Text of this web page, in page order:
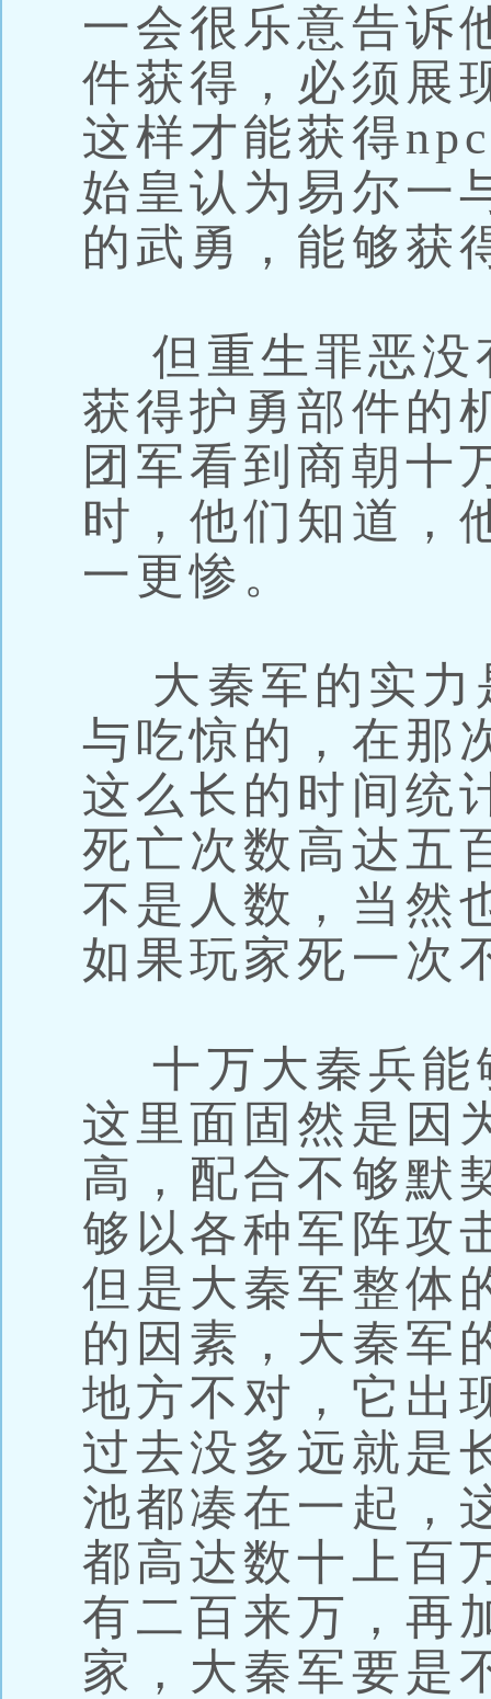
一会很乐意告诉
件获得，必须展
这样才能获得
始皇认为易尔一
的武勇，能够获
但重生罪恶没
获得护勇部件的
团军看到商朝十
时，他们知道，
一更惨。
大秦军的实力
与吃惊的，在那
这么长的时间统
死亡次数高达五
不是人数，当然
如果玩家死一次
十万大秦兵能
这里面固然是因
高，配合不够默
够以各种军阵攻
但是大秦军整体
的因素，大秦军
地方不对，它出
过去没多远就是
池都凑在一起，
都高达数十上百
有二百来万，再
家，大秦军要是